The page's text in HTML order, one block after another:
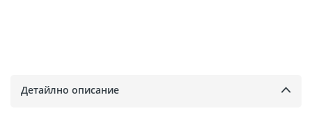
Детайлно описание